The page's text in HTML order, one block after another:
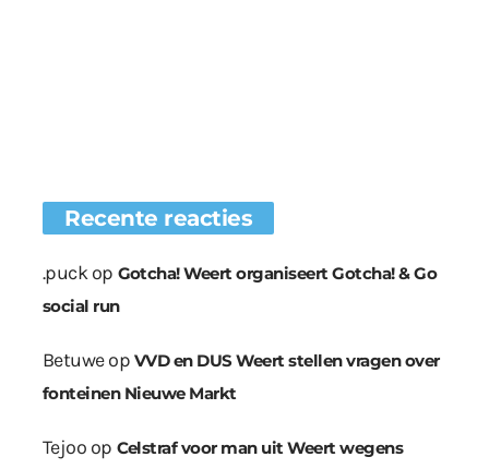
Recente reacties
.puckop Gotcha! Weert organiseert Gotcha! & Go
social run
Betuweop VVD en DUS Weert stellen vragen over
fonteinen Nieuwe Markt
Tejoo op Celstraf voor man uit Weert wegens